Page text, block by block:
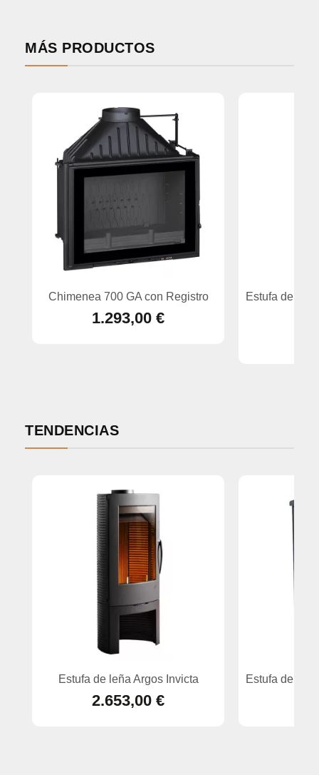
MÁS PRODUCTOS
Chimenea 700 GA con Registro
1.293,00 €
Estufa de
TENDENCIAS
Estufa de leña Argos Invicta
2.653,00 €
Estufa de